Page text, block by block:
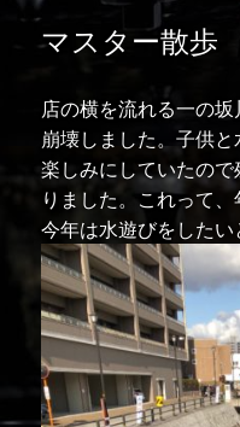
マスター散歩
店の横を流れる一の
崩壊しました。子供と
楽しみにしていたの
りました。これって、
今年は水遊びをしたい